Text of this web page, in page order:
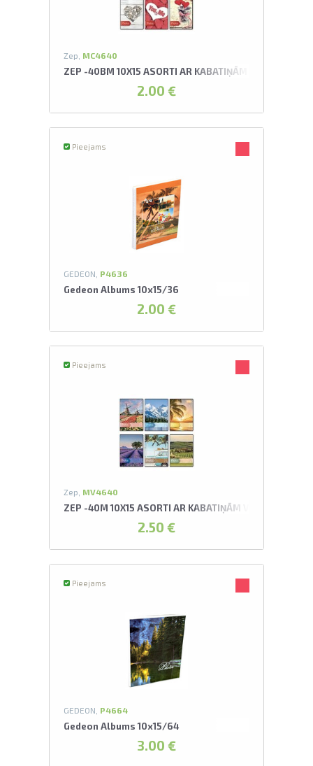
Zep, MC4640
ZEP -40BM 10X15 ASORTI AR KABATIŅĀM CUORE
2.00 €
Pieejams
GEDEON, P4636
Gedeon Albums 10x15/36
2.00 €
Pieejams
Zep, MV4640
ZEP -40M 10X15 ASORTI AR KABATIŅĀM VIAGGIO
2.50 €
Pieejams
GEDEON, P4664
Gedeon Albums 10x15/64
3.00 €